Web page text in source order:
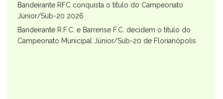
Bandeirante RFC conquista o título do Campeonato
Júnior/Sub-20 2026
Bandeirante R.F.C. e Barrense F.C. decidem o título do
Campeonato Municipal Júnior/Sub-20 de Florianópolis